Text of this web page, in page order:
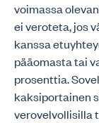
voimassa
ei veroteta, jos
kanssa
pääomasta tai
prosenttia.
kaksiportainen
verovelvollisilla